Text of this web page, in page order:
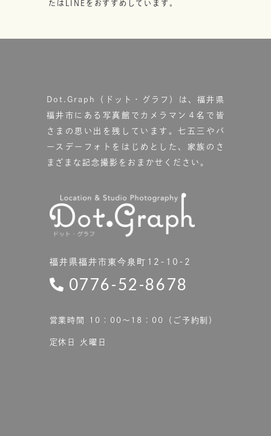
たはLINEをおすすめしています。
Dot.Graph（ドット・グラフ）は、福井県
福井市にある写真館で カメラマン４名で皆
さまの思い出を残しています。七五三やバ
ースデーフォトをはじめとした、家族のさ
まざまな記念撮影をおまかせください。
福井県福井市東今泉町12-10-2
0776-52-8678
営業時間 10：00〜18：00（ご予約制）
定休日 火曜日